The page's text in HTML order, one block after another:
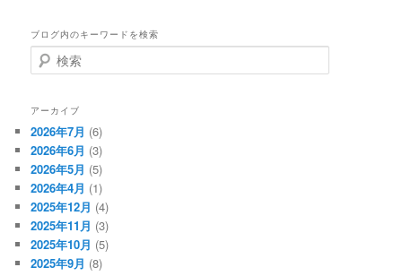
ブログ内のキーワードを検索
検
索
アーカイブ
2026年7月 (6)
2026年6月 (3)
2026年5月 (5)
2026年4月 (1)
2025年12月 (4)
2025年11月 (3)
2025年10月 (5)
2025年9月 (8)